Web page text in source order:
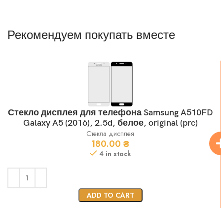
Рекомендуем покупать вместе
Стекло дисплея для телефона Samsung A510FD
Galaxy A5 (2016), 2.5d, белое, original (prc)
Стекла дисплея
180.00 ₴
4 in stock
ADD TO CART